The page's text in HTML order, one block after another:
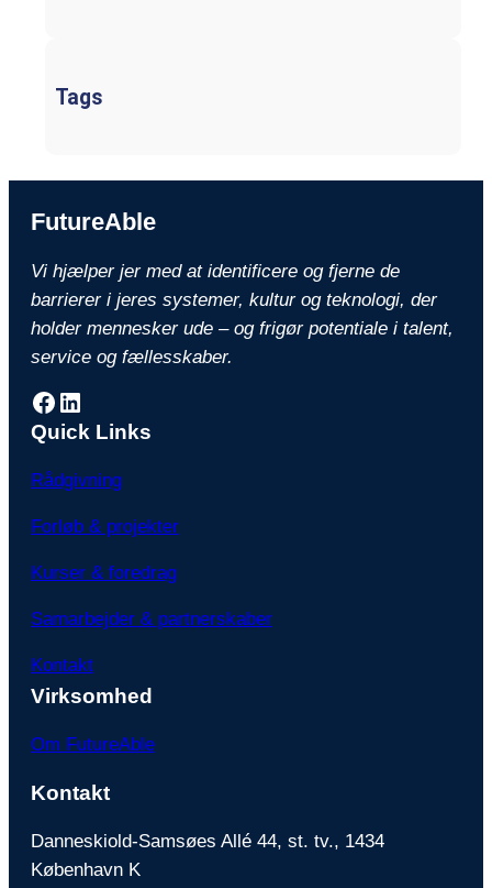
Tags
FutureAble
Vi hjælper jer med at identificere og fjerne de
barrierer i jeres systemer, kultur og teknologi, der
holder mennesker ude – og frigør potentiale i talent,
service og fællesskaber.
Facebook LinkedIn
Quick Links
Rådgivning
Forløb & projekter
Kurser & foredrag
Samarbejder & partnerskaber
Kontakt
Virksomhed
Om FutureAble
Kontakt
Danneskiold-Samsøes Allé 44, st. tv., 1434
København K